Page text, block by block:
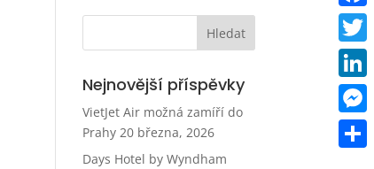
Nejnovější příspěvky
VietJet Air možná zamíří do
Prahy 20 března, 2026
Days Hotel by Wyndham